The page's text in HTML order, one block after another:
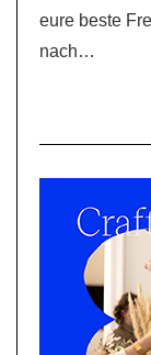
eure beste
nach…